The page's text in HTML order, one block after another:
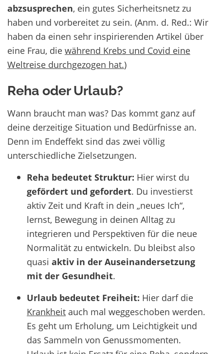
abzsusprechen, ein gutes Sicherheitsnetz zu
haben und vorbereitet zu sein. (Anm. d. Red.: Wir
haben da einen sehr inspirierenden Artikel über
eine Frau, die während Krebs und Covid eine
Weltreise durchgezogen hat.)
Reha oder Urlaub?
Wann braucht man was? Das kommt ganz auf
deine derzeitige Situation und Bedürfnisse an.
Denn im Endeffekt sind das zwei völlig
unterschiedliche Zielsetzungen.
Reha bedeutet Struktur: Hier wirst du
gefördert und gefordert. Du investierst
aktiv Zeit und Kraft in dein „neues Ich“,
lernst, Bewegung in deinen Alltag zu
integrieren und Perspektiven für die neue
Normalität zu entwickeln. Du bleibst also
quasi aktiv in der Auseinandersetzung
mit der Gesundheit.
Urlaub bedeutet Freiheit: Hier darf die
Krankheit auch mal weggeschoben werden.
Es geht um Erholung, um Leichtigkeit und
das Sammeln von Genussmomenten.